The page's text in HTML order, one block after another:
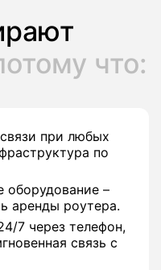
что:
при любых
по
оборудование –
аренды роутера.
7 через телефон,
связь с